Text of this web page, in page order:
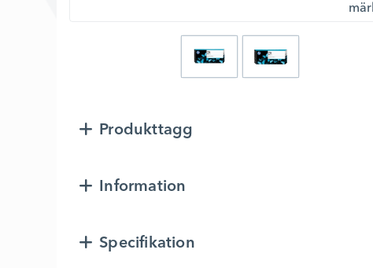
Produkttagg
Information
Specifikation